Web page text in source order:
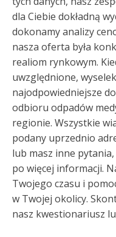
dla Ciebie dokładną
dokonamy analizy
nasza oferta była
realiom rynkowym.
uwzględnione,
najodpowiedniejsze
odbioru odpadów
regionie. Wszystkie
podany uprzednio
lub masz inne
po więcej informacji.
Twojego czasu i
w Twojej okolicy.
nasz kwestionariusz